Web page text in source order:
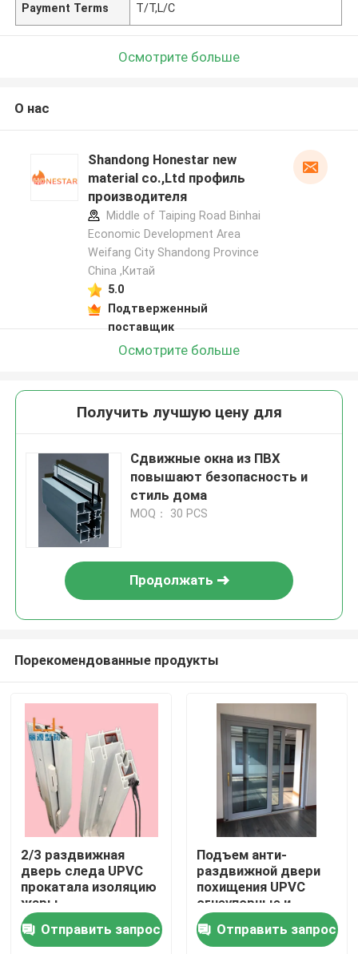
Дом
Продукты
Payment Terms T/T,L/C
Осмотрите больше
О нас
Shandong Honestar new
material co.,Ltd профиль
производителя
Middle of Taiping Road Binhai
Economic Development Area
Weifang City Shandong Province
China ,Китай
5.0
Подтверженный
поставщик
Осмотрите больше
Получить лучшую цену для
Сдвижные окна из ПВХ
повышают безопасность и
стиль дома
MOQ： 30 PCS
Продолжать
Порекомендованные продукты
2/3 раздвижная
дверь следа UPVC
прокатала изоляцию
жары
Отправить запрос
Подъем анти-
раздвижной двери
похищения UPVC
огнеупорные и
раздвижная дверь
для дома виллы
Отправить запрос